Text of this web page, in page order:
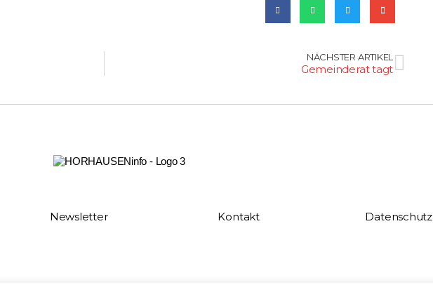
NÄCHSTER ARTIKEL
Gemeinderat tagt
Newsletter Kontakt Datenschutz